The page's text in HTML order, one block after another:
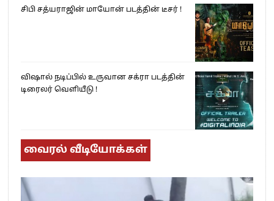
சிபி சத்யராஜின் மாயோன் படத்தின் டீசர் !
விஷால் நடிப்பில் உருவான சக்ரா படத்தின்
டிரைலர் வெளியீடு !
வைரல் வீடியோக்கள்